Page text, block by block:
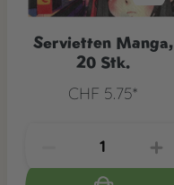
Servietten Manga,
20 Stk.
CHF 5.75*